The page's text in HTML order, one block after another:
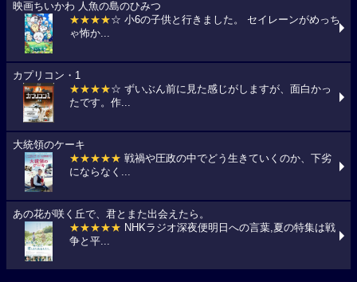
映画ちいかわ 人魚の島のひみつ
★★★★☆ 小6の子供と行きました。 セイレーンがめっち
ゃ怖か...
カプリコン・1
★★★★☆ ずいぶん前に見た感じがしますが、面白かっ
たです。作...
大統領のケーキ
★★★★★ 戦禍や圧政の中でどう生きていくのか、下劣
にならなく...
あの花が咲く丘で、君とまた出会えたら。
★★★★★ NHKラジオ深夜便明日への言葉,夏の特集は戦
争と平...